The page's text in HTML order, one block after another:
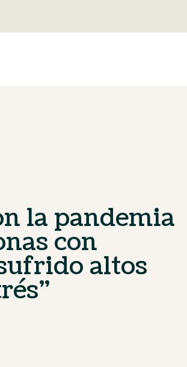
la pandemia
con
altos